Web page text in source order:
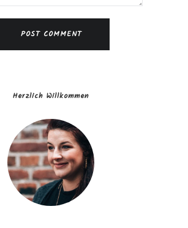
Herzlich Willkommen